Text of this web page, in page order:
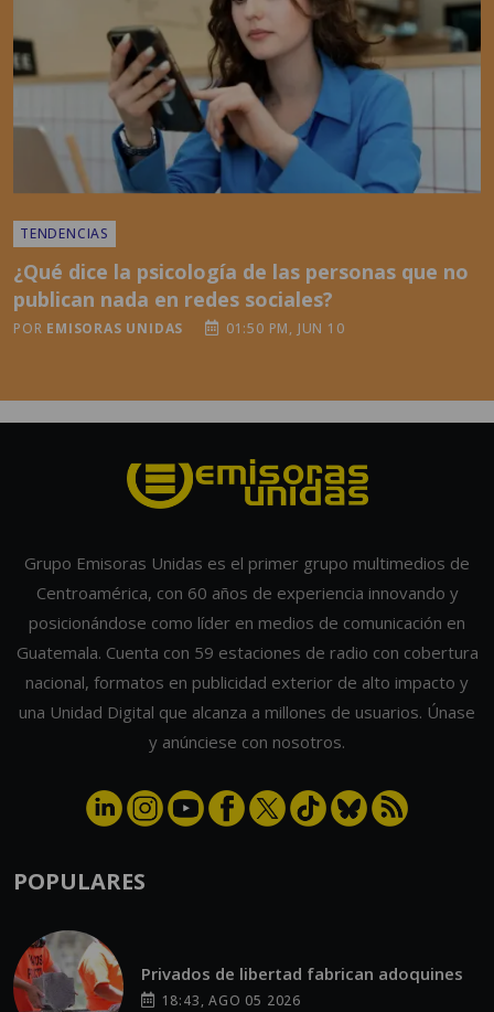
TENDENCIAS
publican nada en redes sociales?
POR EMISORAS UNIDAS 01:50 PM, JUN 10
Grupo Emisoras Unidas es el primer grupo multimedios de
posicionándose como líder en medios de comunicación en
Guatemala. Cuenta con 59 estaciones de radio con cobertura
nacional, formatos en publicidad exterior de alto impacto y
una Unidad Digital que alcanza a millones de usuarios. Únase
y anúnciese con nosotros.
POPULARES